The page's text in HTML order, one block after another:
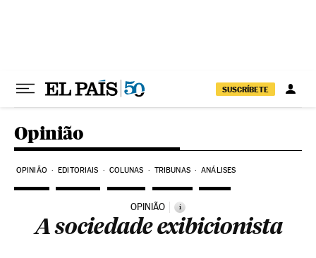
SUSCRÍBETE
Opinião
OPINIÃO EDITORIAIS COLUNAS TRIBUNAS ANÁLISES
OPINIÃO i
A sociedade exibicionista